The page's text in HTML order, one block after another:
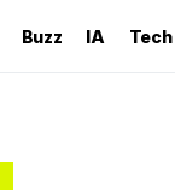
Buzz IA Tech